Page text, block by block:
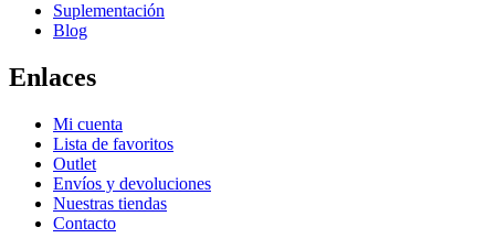
Suplementación
Blog
Enlaces
Mi cuenta
Lista de favoritos
Outlet
Envíos y devoluciones
Nuestras tiendas
Contacto